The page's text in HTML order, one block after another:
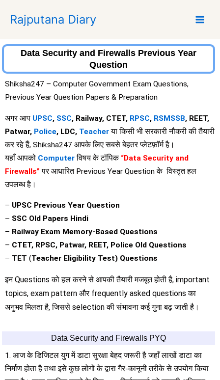
p
Rajputana Diary
Data Security and Firewalls Previous Year
Question
Shiksha247 – Computer Government Exam Questions,
Previous Year Question Papers & Preparation
अगर आप UPSC, SSC, Railway, CTET, RPSC, RSMSSB, REET,
Patwar, Police, LDC, Teacher या किसी भी सरकारी नौकरी की तैयारी
कर रहे हैं, Shiksha247 आपके लिए सबसे बेहतर प्लेटफ़ॉर्म है।
यहाँ आपको Computerविषय के टॉपिक “Data Security and
Firewalls” पर आधारित Previous Year Question के विस्तृत हल
उपलब्ध है।
– UPSC Previous Year Question
– SSC Old Papers Hindi
– Railway Exam Memory-Based Questions
– CTET, RPSC, Patwar, REET, Police Old Questions
– TET (Teacher Eligibility Test) Questions
इन Questions को हल करने से आपकी तैयारी मजबूत होती है, important
topics, exam pattern और frequently asked questions का
अनुभव मिलता है, जिससे selection की संभावना कई गुना बढ़ जाती है।
Data Security and Firewalls PYQ
1. आज के डिजिटल युग में डाटा सुरक्षा बेहद जरूरी है जहाँ लाखों डाटा का
निर्माण होता है तथा इसे कुछ लोगों के द्वारा गैर-कानूनी तरीके से उपयोग किया